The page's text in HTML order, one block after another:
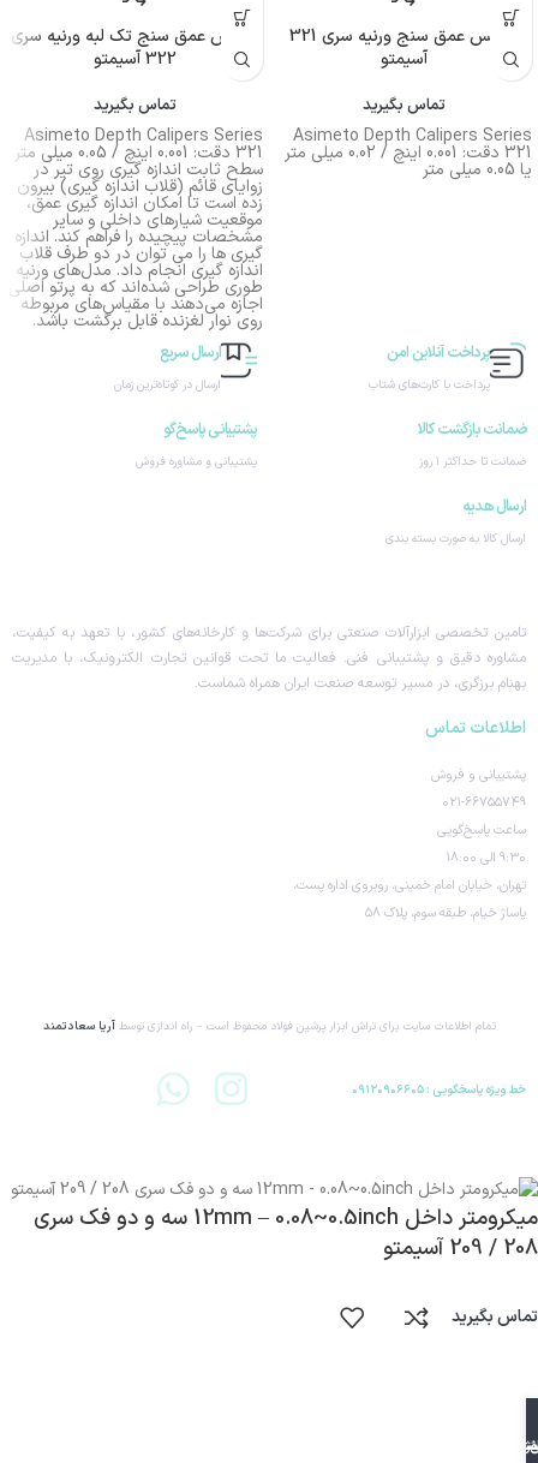
کولیس عمق سنج ورنیه سری 321
آسیمتو
تماس بگیرید
Asimeto Depth Calipers Series
321 دقت: 0.001 اینچ / 0.02 میلی متر
یا 0.05 میلی متر
کولیس عمق سنج تک لبه ورنیه سری
322 آسیمتو
تماس بگیرید
Asimeto Depth Calipers Series
321 دقت: 0.001 اینچ / 0.05 میلی متر
سطح ثابت اندازه گیری روی تیر در
زوایای قائم (قلاب اندازه گیری) بیرون
زده است تا امکان اندازه گیری عمق،
موقعیت شیارهای داخلی و سایر
مشخصات پیچیده را فراهم کند. اندازه
گیری ها را می توان در دو طرف قلاب
اندازه گیری انجام داد. مدل‌های ورنیه
طوری طراحی شده‌اند که به پرتو اصلی
اجازه می‌دهند با مقیاس‌های مربوطه
روی نوار لغزنده قابل برگشت باشد.
پرداخت آنلاین امن
پرداخت با کارت‌های شتاب
ارسال سریع
ارسال در کوتاه‌ترین زمان
ضمانت بازگشت کالا
ضمانت تا حداکثر ۱ روز
پشتیبانی پاسخ‌گو
پشتیبانی و مشاوره فروش
ارسال هدیه
ارسال کالا به صورت بسته بندی
تامین تخصصی ابزارآلات صنعتی برای شرکت‌ها و کارخانه‌های کشور، با تعهد به کیفیت،
مشاوره دقیق و پشتیبانی فنی. فعالیت ما تحت قوانین تجارت الکترونیک، با مدیریت
بهنام برزگری، در مسیر توسعه صنعت ایران همراه شماست.
اطلاعات تماس
پشتیبانی و فروش
۰۲۱-۶۶۷۵۵۷۴۹
ساعت پاسخ‌گویی
۹:۳۰ الی ۱۸:۰۰
تهران، خیابان امام خمینی، روبروی اداره پست،
پاساژ خیام، طبقه سوم، پلاک ۵۸
تمام اطلاعات سایت برای تراش ابزار پرشین فولاد محفوظ است – راه اندازی توسطآریا سعادتمند
خط ویژه پاسخگویی : ۰۹۱۲۰۹۰۶۶۰۵
میکرومتر داخل 12mm – 0.08~0.5inch سه و دو فک سری
208 / 209 آسیمتو
تماس بگیرید